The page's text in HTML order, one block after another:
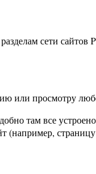
сети сайтов
или просмотру
там все
(например,